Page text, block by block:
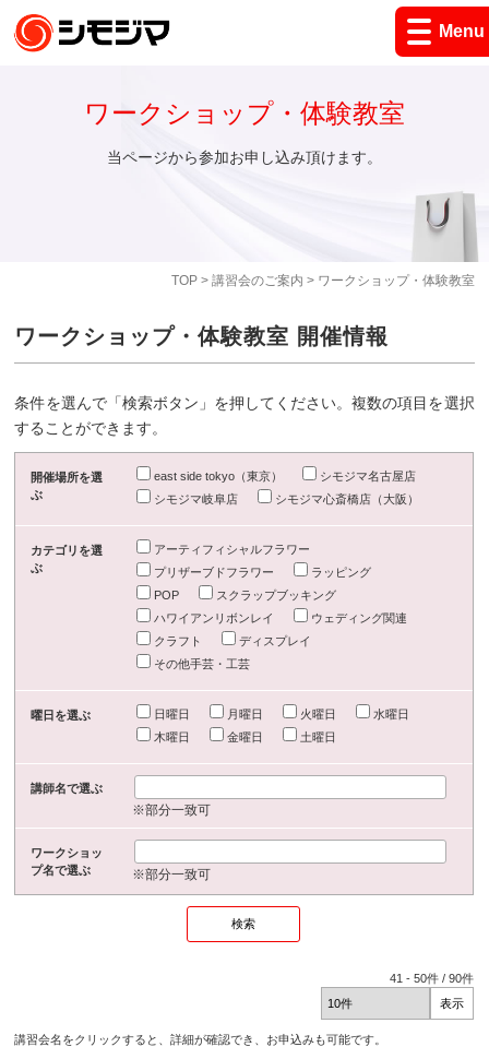
Menu
TOP> 講習会のご案内 > ワークショップ・体験教室
ワークショップ・体験教室
当ページから参加お申し込み頂けます。
ワークショップ・体験教室 開催情報
条件を選んで「検索ボタン」を押してください。複数の項目を選択
することができます。
開催場所を選
ぶ
east side tokyo（東京）
シモジマ名古屋店
シモジマ岐阜店
シモジマ心斎橋店（大阪）
カテゴリを選
ぶ
アーティフィシャルフラワー
プリザーブドフラワー
ラッピング
POP
スクラップブッキング
ハワイアンリボンレイ
ウェディング関連
クラフト
ディスプレイ
その他手芸・工芸
曜日を選ぶ 日曜日 月曜日 火曜日
水曜日
木曜日
金曜日 土曜日
講師名で選ぶ
※部分一致可
ワークショッ
プ名で選ぶ
※部分一致可
41 -50件 /90件
講習会名をクリックすると、詳細が確認でき、お申込みも可能です。